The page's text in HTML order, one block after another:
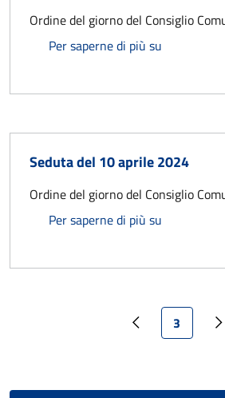
Ordine del giorno del Consiglio
Per saperne di più su
Seduta del 10 aprile 2024
Ordine del giorno del Consiglio
Per saperne di più su
Pagina
Pagina
3